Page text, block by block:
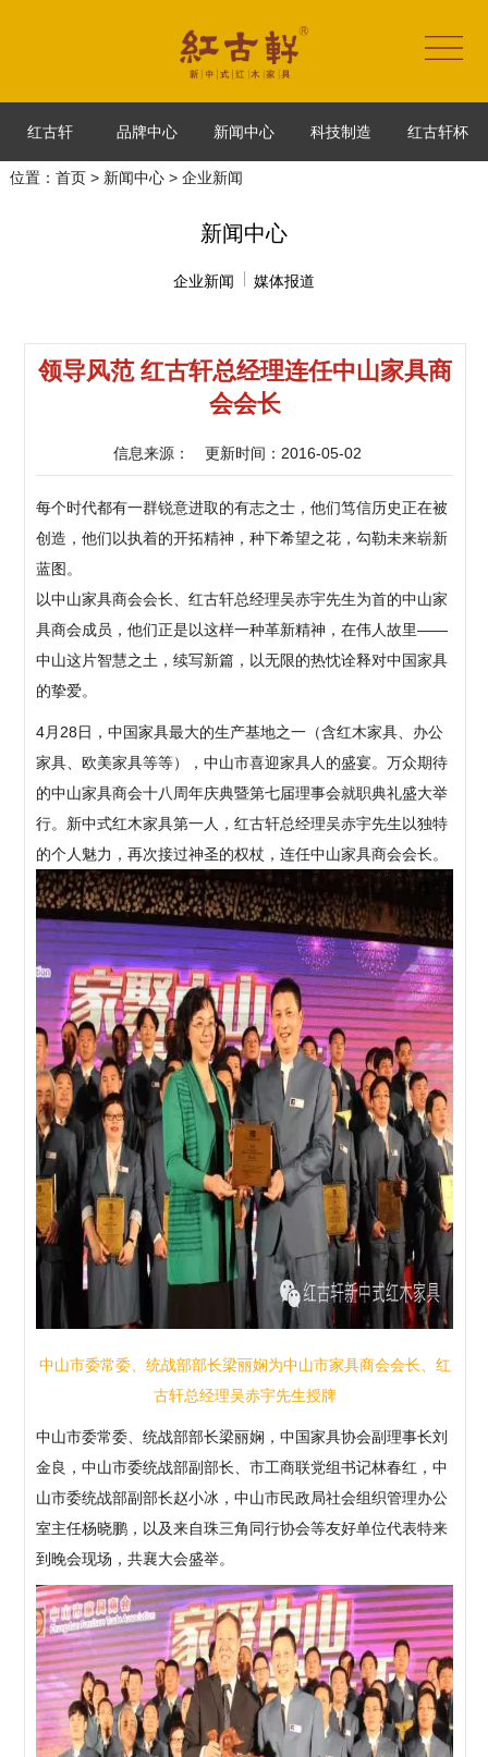
红古轩 品牌中心 新闻中心 科技制造 红古轩杯
位置： 首页> 新闻中心> 企业新闻
新闻中心
企业新闻 媒体报道
领导风范 红古轩总经理连任中山家具商
会会长
信息来源： 更新时间：2016-05-02
每个时代都有一群锐意进取的有志之士，他们笃信历史正在被
创造，他们以执着的开拓精神，种下希望之花，勾勒未来崭新
蓝图。
以中山家具商会会长、红古轩总经理吴赤宇先生为首的中山家
具商会成员，他们正是以这样一种革新精神，在伟人故里——
中山这片智慧之土，续写新篇，以无限的热忱诠释对中国家具
的挚爱。
4月28日，中国家具最大的生产基地之一（含红木家具、办公
家具、欧美家具等等），中山市喜迎家具人的盛宴。万众期待
的中山家具商会十八周年庆典暨第七届理事会就职典礼盛大举
行。新中式红木家具第一人，红古轩总经理吴赤宇先生以独特
的个人魅力，再次接过神圣的权杖，连任中山家具商会会长。
中山市委常委、统战部部长梁丽娴为中山市家具商会会长、红
古轩总经理吴赤宇先生授牌
中山市委常委、统战部部长梁丽娴，中国家具协会副理事长刘
金良，中山市委统战部副部长、市工商联党组书记林春红，中
山市委统战部副部长赵小冰，中山市民政局社会组织管理办公
室主任杨晓鹏，以及来自珠三角同行协会等友好单位代表特来
到晚会现场，共襄大会盛举。